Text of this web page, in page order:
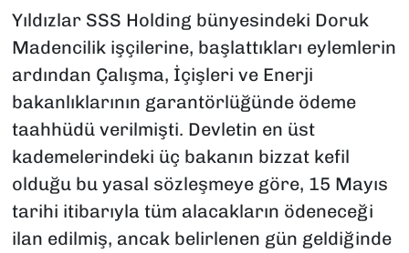
Yıldızlar SSS Holding bünyesindeki Doruk
Madencilik işçilerine, başlattıkları eylemlerin
ardından Çalışma, İçişleri ve Enerji
bakanlıklarının garantörlüğünde ödeme
taahhüdü verilmişti. Devletin en üst
kademelerindeki üç bakanın bizzat kefil
olduğu bu yasal sözleşmeye göre, 15 Mayıs
tarihi itibarıyla tüm alacakların ödeneceği
ilan edilmiş, ancak belirlenen gün geldiğinde